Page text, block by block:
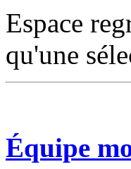
Espace
qu'une
Équipe